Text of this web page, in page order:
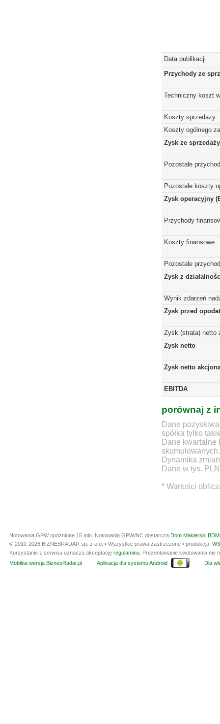
Data publikacji
Przychody ze
Techniczny koszt
Koszty sprzedaży
Koszty ogólnego
Zysk ze sprzedaży
Pozostałe
Pozostałe koszty
Zysk operacyjny
Przychody
Koszty finansowe
Pozostałe
Zysk z
Wynik zdarzeń
Zysk przed
Zysk (strata) netto
Zysk netto
Zysk netto
EBITDA
porównaj z
Dane
spółka tylko
Dane
skumulowanych.
Dynamika
Dane w tys. PLN
* Wartości
Notowania GPW opóźnione 15 min. Notowania GPW/NC dostarcza Dom Maklerski
© 2010-2026 BIZNESRADAR sp. z o.o. • Wszystkie prawa zastrzeżone • produkcja:
Korzystanie z serwisu oznacza akceptację regulaminu . Prezentowanie kwotowania
Mobilna wersja BiznesRadar.pl
Aplikacja dla systemu Android Dla